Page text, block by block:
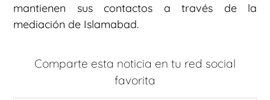
mantienen sus contactos a través de la
mediación de Islamabad.
Comparte esta noticia en tu red social
favorita